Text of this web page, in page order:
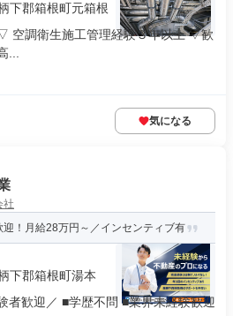
下郡箱根町元箱根
空調衛生施工管理経験３年以上 ▽歓
気になる
社
！月給28万円～／インセンティブ有
下郡箱根町湯本
者歓迎／ ■学歴不問 ■業界未経験歓迎